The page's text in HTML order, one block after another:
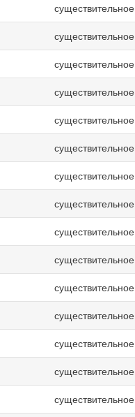
существительное
существительное
существительное
существительное
существительное
существительное
существительное
существительное
существительное
существительное
существительное
существительное
существительное
существительное
существительное